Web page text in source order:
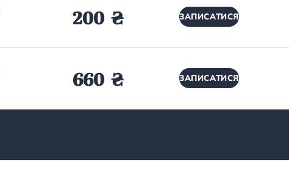
200 ₴ ЗАПИСАТИСЯ
660 ₴ ЗАПИСАТИСЯ